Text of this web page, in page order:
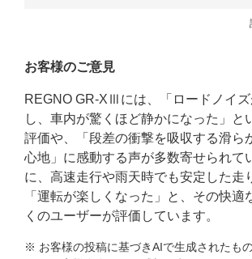
お客様のご意見
REGNO GR-XⅢには、「ロードノイ
し、車内が驚くほど静かになった」と
評価や、「段差の衝撃を吸収する滑ら
心地」に感動する声が多数寄せられて
に、高速走行や雨天時でも安定した走
「運転が楽しくなった」と、その快適
くのユーザーが評価しています。
※ お客様の投稿に基づきAIで生成されたも